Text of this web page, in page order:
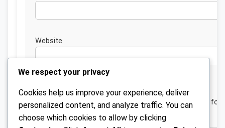
Website
Save my name, email, and website in this browser for
next time I comment.
We respect your privacy
Cookies help us improve your experience, deliver
personalized content, and analyze traffic. You can
choose which cookies to allow by clicking